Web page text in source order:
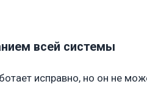
всей системы
исправно, но он не